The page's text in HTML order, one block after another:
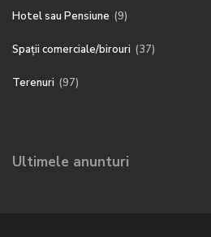
Hotel sau Pensiune (9)
Spații comerciale/birouri (37)
Terenuri (97)
Ultimele anunturi